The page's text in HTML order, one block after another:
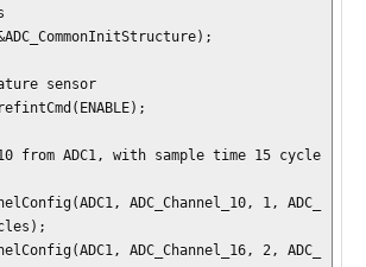
sensor
from ADC1, with sample time 15 cycle
ADC_Channel_10, 1, ADC_
ADC_Channel_16, 2, ADC_